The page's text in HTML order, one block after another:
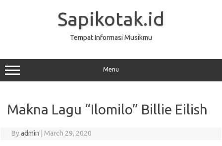
Sapikotak.id
Tempat Informasi Musikmu
Menu
Makna Lagu “Ilomilo” Billie Eilish
Byadmin March 29, 2020